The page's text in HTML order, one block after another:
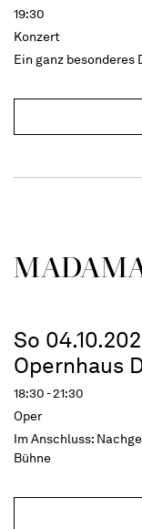
19:30
Konzert
Ein ganz besonderes
So
Opernhaus
18:30 - 21:30
Oper
Im Anschluss:
Bühne